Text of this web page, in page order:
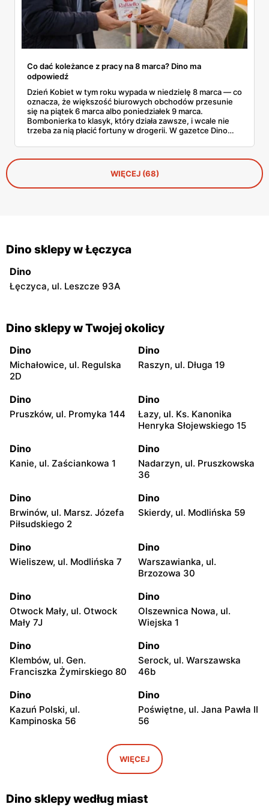
Co dać koleżance z pracy na 8 marca? Dino ma
odpowiedź
Dzień Kobiet w tym roku wypada w niedzielę 8 marca — co
oznacza, że większość biurowych obchodów przesunie
się na piątek 6 marca albo poniedziałek 9 marca.
Bombonierka to klasyk, który działa zawsze, i wcale nie
trzeba za nią płacić fortuny w drogerii. W gazetce Dino
Rocher, Lindora i kilka innych markowych propozycji w
cenach, które robią różnicę. Zdążysz spokojnie — masz
WIĘCEJ (68)
Dino sklepy w Łęczyca
Dino
Łęczyca, ul. Leszcze 93A
Dino sklepy w Twojej okolicy
Dino
Michałowice, ul. Regulska
2D
Dino
Raszyn, ul. Długa 19
Dino
Pruszków, ul. Promyka 144
Dino
Łazy, ul. Ks. Kanonika
Henryka Słojewskiego 15
Dino
Kanie, ul. Zaściankowa 1
Dino
Nadarzyn, ul. Pruszkowska
36
Dino
Brwinów, ul. Marsz. Józefa
Piłsudskiego 2
Dino
Skierdy, ul. Modlińska 59
Dino
Wieliszew, ul. Modlińska 7
Dino
Warszawianka, ul.
Brzozowa 30
Dino
Otwock Mały, ul. Otwock
Mały 7J
Dino
Olszewnica Nowa, ul.
Wiejska 1
Dino
Klembów, ul. Gen.
Franciszka Żymirskiego 80
Dino
Serock, ul. Warszawska
46b
Dino
Kazuń Polski, ul.
Kampinoska 56
Dino
Poświętne, ul. Jana Pawła II
56
Dino
Bieniewice, ul. Błońska 52
Dino Dino
WIĘCEJ
Dino sklepy według miast